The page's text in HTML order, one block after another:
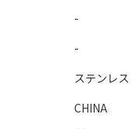
-
-
ステンレス
CHINA